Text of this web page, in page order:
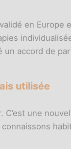
en
un accord de
utilisée
une